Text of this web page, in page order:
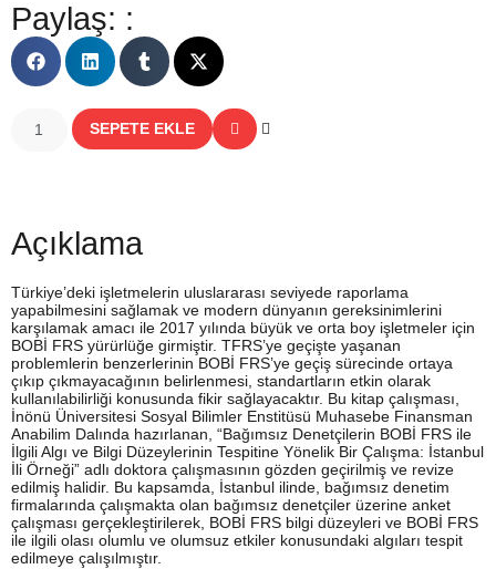
Paylaş: :
SEPETE EKLE
Açıklama
Türkiye’deki işletmelerin uluslararası seviyede raporlama
yapabilmesini sağlamak ve modern dünyanın gereksinimlerini
karşılamak amacı ile 2017 yılında büyük ve orta boy işletmeler için
BOBİ FRS yürürlüğe girmiştir. TFRS’ye geçişte yaşanan
problemlerin benzerlerinin BOBİ FRS’ye geçiş sürecinde ortaya
çıkıp çıkmayacağının belirlenmesi, standartların etkin olarak
kullanılabilirliği konusunda fikir sağlayacaktır. Bu kitap çalışması,
İnönü Üniversitesi Sosyal Bilimler Enstitüsü Muhasebe Finansman
Anabilim Dalında hazırlanan, “Bağımsız Denetçilerin BOBİ FRS ile
İlgili Algı ve Bilgi Düzeylerinin Tespitine Yönelik Bir Çalışma: İstanbul
İli Örneği” adlı doktora çalışmasının gözden geçirilmiş ve revize
edilmiş halidir. Bu kapsamda, İstanbul ilinde, bağımsız denetim
firmalarında çalışmakta olan bağımsız denetçiler üzerine anket
çalışması gerçekleştirilerek, BOBİ FRS bilgi düzeyleri ve BOBİ FRS
ile ilgili olası olumlu ve olumsuz etkiler konusundaki algıları tespit
edilmeye çalışılmıştır.